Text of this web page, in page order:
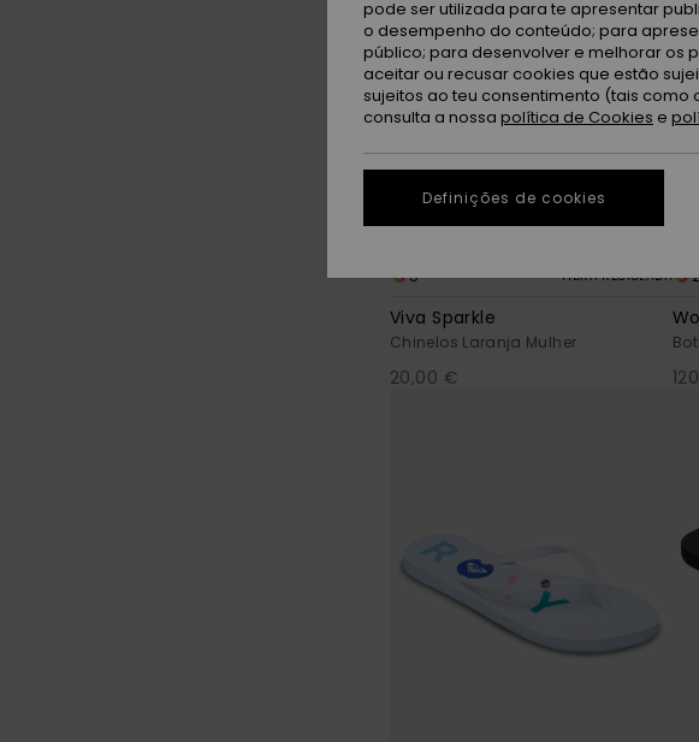
5 FIBRA RECICLADA
Viva Sparkle
Chinelos Laranja Mulher
20,00 €
pode ser utilizada para te apresentar
o desempenho do conteúdo; para
público; para desenvolver e melhorar os
aceitar ou recusar cookies que estão
sujeitos ao teu consentimento (tais
consulta a nossa política de Cookies e
Definições de cookies